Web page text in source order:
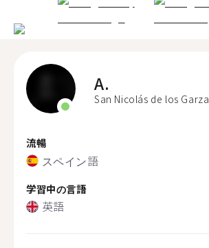
A.
San Nicolás de los Garza
流暢
スペイン語
学習中の言語
英語